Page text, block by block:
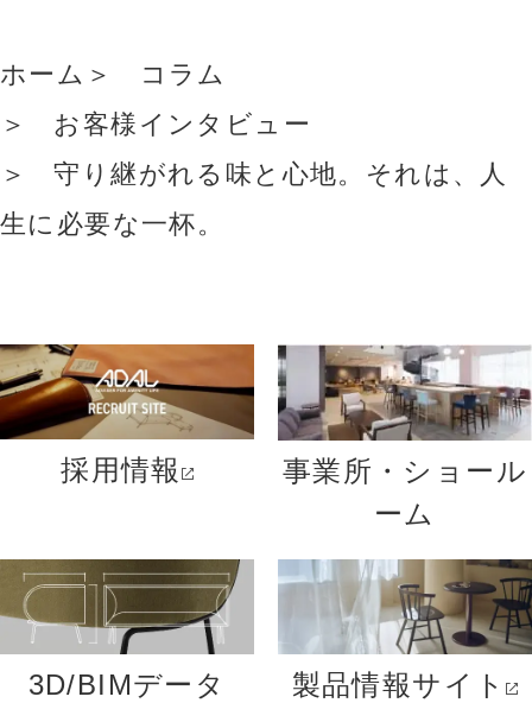
ホーム
コラム
お客様インタビュー
守り継がれる味と心地。それは、人
生に必要な一杯。
採用情報
事業所・ショール
ーム
3D/BIMデータ
製品情報サイト